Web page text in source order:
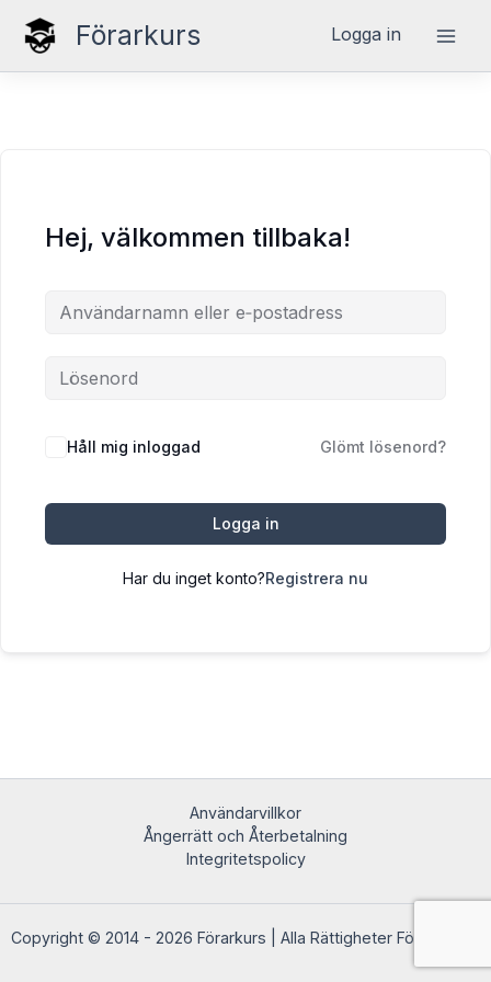
Hoppa
Förarkurs Logga in
Hej, välkommen tillbaka!
Håll mig inloggad Glömt lösenord?
Logga in
Har du inget konto?Registrera nu
Användarvillkor
Ångerrätt och Återbetalning
Integritetspolicy
Copyright © 2014 - 2026 Förarkurs | Alla Rättigheter Förbehållna